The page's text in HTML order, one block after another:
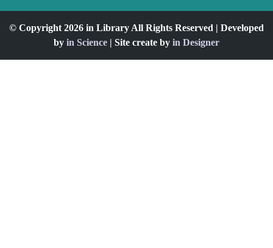
© Copyright 2026 in Library All Rights Reserved | Developed
by in Science | Site create by in Designer